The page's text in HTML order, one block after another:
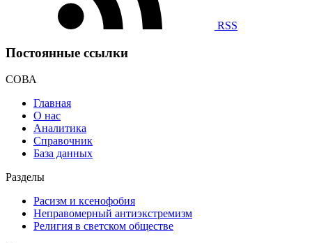
RSS
Постоянные ссылки
СОВА
Главная
О нас
Аналитика
Справочник
База данных
Разделы
Расизм и ксенофобия
Неправомерный антиэкстремизм
Религия в светском обществе